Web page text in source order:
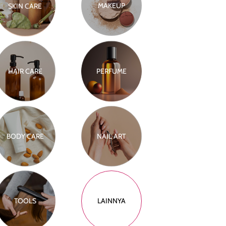
SKIN CARE MAKEUP
HAIR CARE PERFUME
BODY CARE NAIL ART
TOOLS LAINNYA